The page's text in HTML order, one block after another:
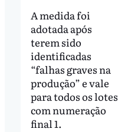
A medida foi
adotada após
terem sido
identificadas
“falhas graves na
produção” e vale
para todos os lotes
com numeração
final 1.